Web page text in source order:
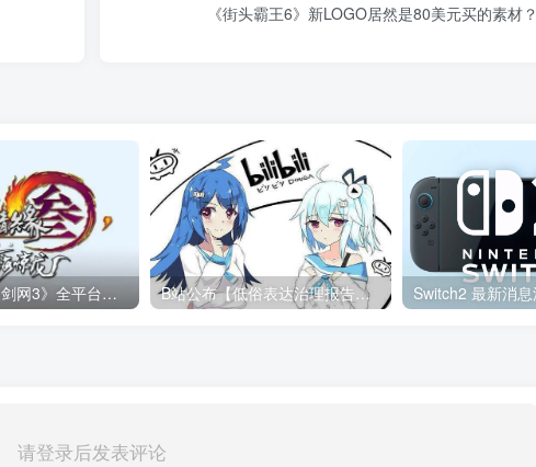
《街头霸王6》新LOGO居然是80美元买的素材？
再次重制？《剑网3》全平台旗舰版公布，PC手机多端互通，2023年10月上线 B站公布【低俗表达治理报告】 “牛子”、“烧鸡”等词汇违规
请登录后发表评论